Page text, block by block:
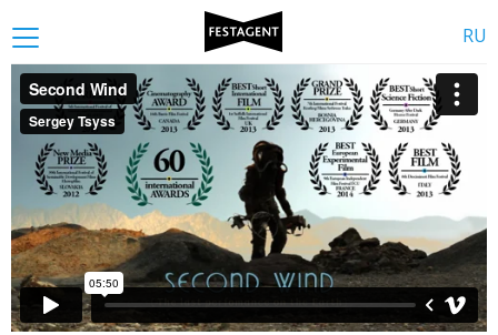
RU